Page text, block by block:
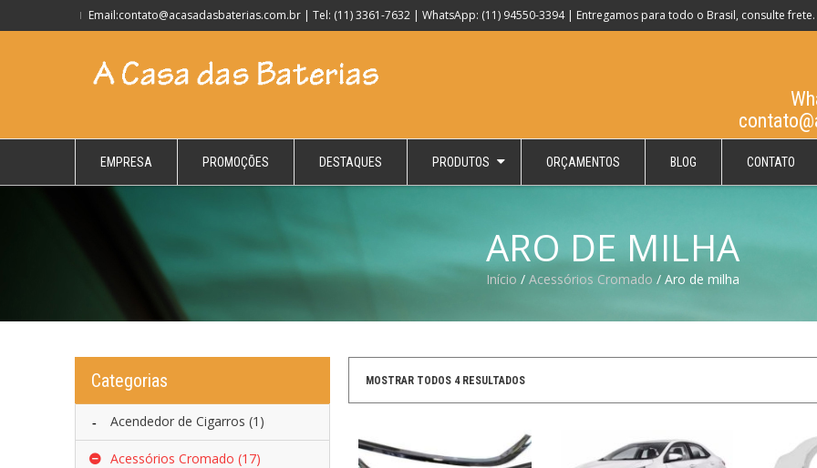
Email:contato@acasadasbaterias.com.br | Tel: (11) 3361-7632 | WhatsApp: (11) 94550-3394 | Entregamos para todo o Brasil, consulte frete.
EMPRESA PROMOÇÕES DESTAQUES PRODUTOS ORÇAMENTOS BLOG CONTATO
ARO DE MILHA
Início / Acessórios Cromado / Aro de milha
Categorias
Acendedor de Cigarros (1)
Acessórios Cromado (17)
MOSTRAR TODOS 4 RESULTADOS